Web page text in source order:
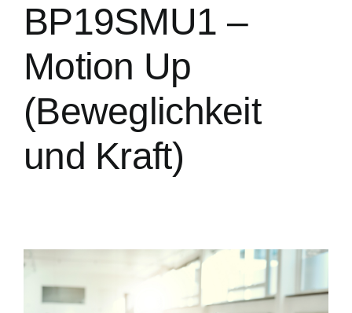
BP19SMU1 –
Motion Up
(Beweglichkeit
und Kraft)